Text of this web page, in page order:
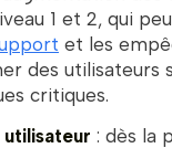
1 et 2, qui
et les
des utilisateurs
critiques.
utilisateur : dès la